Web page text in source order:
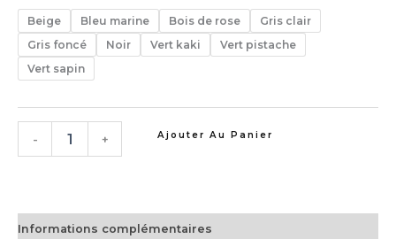
Beige Bleu marine Bois de rose
Gris clair
Gris foncé
Noir Vert kaki
Vert pistache
Vert sapin
- + Ajouter Au Panier
Informations complémentaires